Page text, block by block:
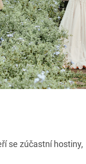
se zúčastní hostiny,